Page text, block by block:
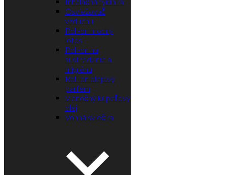
Osviežovač
vzduchu
Roll-on modrý
lotos
Roll-on na
sústredenie a
migrénu
Roll-on olejový
parfém
Vianočný kúpeľový
olej
Vonná sviečka